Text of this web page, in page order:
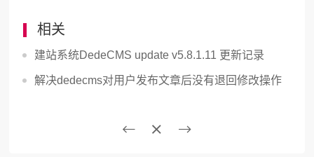
相关
建站系统DedeCMS update v5.8.1.11 更新记录
解决dedecms对用户发布文章后没有退回修改操作